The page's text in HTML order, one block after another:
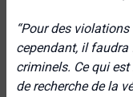
“Pour des
cependant, il faudra
criminels. Ce qui
de recherche de la